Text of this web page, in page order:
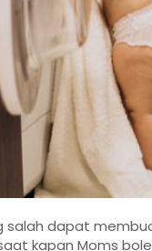
dapat
kapan Moms